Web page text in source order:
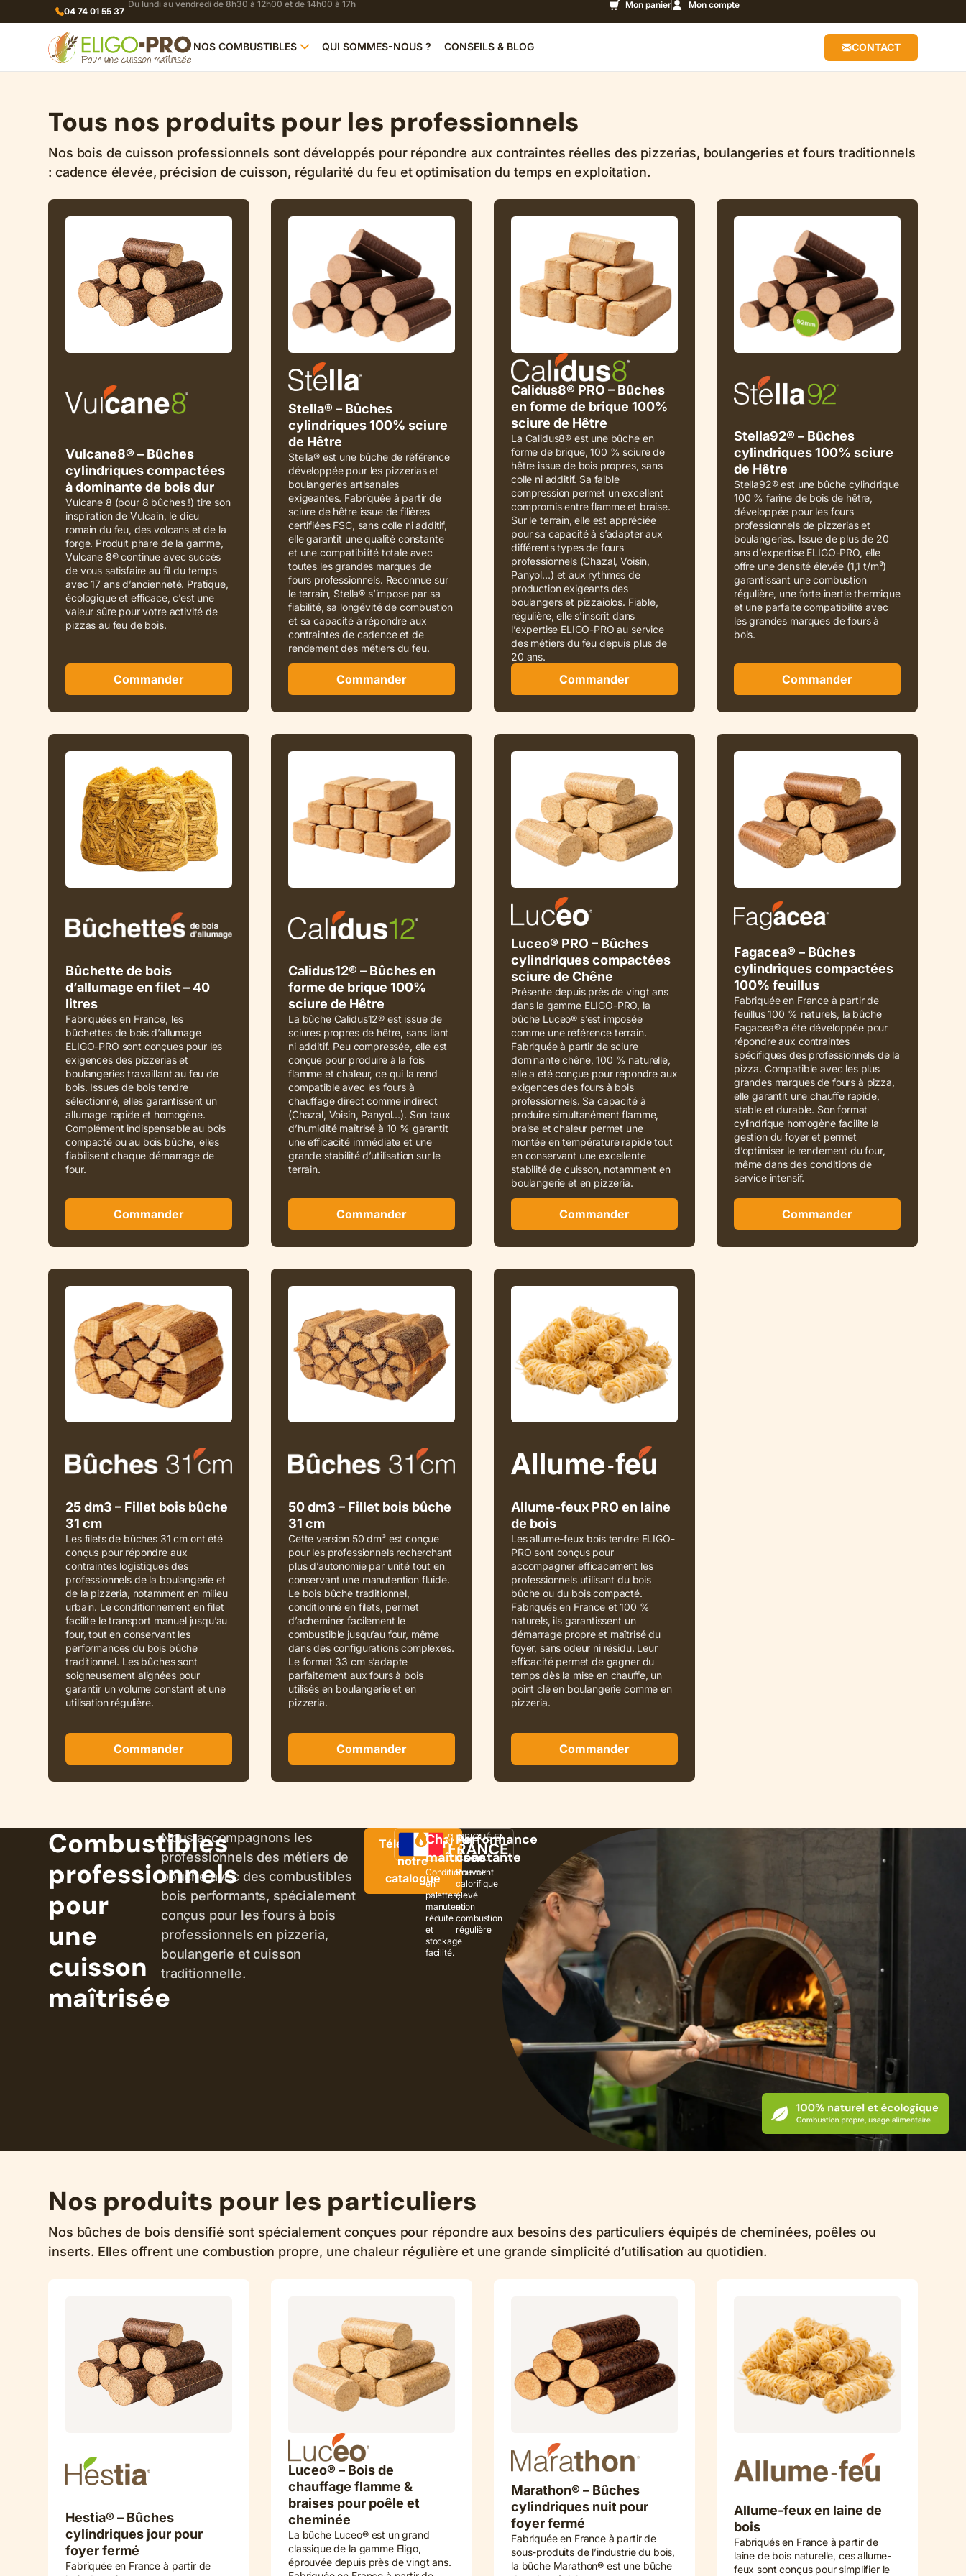
04 74 01 55 37
Du lundi au vendredi de 8h30 à 12h00 et de 14h00 à 17h Mon panier Mon compte
NOS COMBUSTIBLES QUI SOMMES-NOUS ? CONSEILS & BLOG CONTACT
Tous nos produits pour les professionnels
Nos bois de cuisson professionnels sont développés pour répondre aux contraintes réelles des pizzerias, boulangeries et fours traditionnels
: cadence élevée, précision de cuisson, régularité du feu et optimisation du temps en exploitation.
Vulcane8® – Bûches
cylindriques compactées
à dominante de bois dur
Vulcane 8 (pour 8 bûches !) tire son
inspiration de Vulcain, le dieu
romain du feu, des volcans et de la
forge. Produit phare de la gamme,
Vulcane 8® continue avec succès
de vous satisfaire au fil du temps
avec 17 ans d’ancienneté. Pratique,
écologique et efficace, c’est une
valeur sûre pour votre activité de
pizzas au feu de bois.
Commander
Stella® – Bûches
cylindriques 100% sciure
de Hêtre
Stella® est une bûche de référence
développée pour les pizzerias et
boulangeries artisanales
exigeantes. Fabriquée à partir de
sciure de hêtre issue de filières
certifiées FSC, sans colle ni additif,
elle garantit une qualité constante
et une compatibilité totale avec
toutes les grandes marques de
fours professionnels. Reconnue sur
le terrain, Stella® s’impose par sa
fiabilité, sa longévité de combustion
et sa capacité à répondre aux
contraintes de cadence et de
rendement des métiers du feu.
Commander
Calidus8® PRO – Bûches
en forme de brique 100%
sciure de Hêtre
La Calidus8® est une bûche en
forme de brique, 100 % sciure de
hêtre issue de bois propres, sans
colle ni additif. Sa faible
compression permet un excellent
compromis entre flamme et braise.
Sur le terrain, elle est appréciée
pour sa capacité à s’adapter aux
différents types de fours
professionnels (Chazal, Voisin,
Panyol…) et aux rythmes de
production exigeants des
boulangers et pizzaiolos. Fiable,
régulière, elle s’inscrit dans
l’expertise ELIGO-PRO au service
des métiers du feu depuis plus de
20 ans.
Commander
Stella92® – Bûches
cylindriques 100% sciure
de Hêtre
Stella92® est une bûche cylindrique
100 % farine de bois de hêtre,
développée pour les fours
professionnels de pizzerias et
boulangeries. Issue de plus de 20
ans d’expertise ELIGO-PRO, elle
offre une densité élevée (1,1 t/m³)
garantissant une combustion
régulière, une forte inertie thermique
et une parfaite compatibilité avec
les grandes marques de fours à
bois.
Commander
Bûchette de bois
d’allumage en filet – 40
litres
Fabriquées en France, les
bûchettes de bois d’allumage
ELIGO-PRO sont conçues pour les
exigences des pizzerias et
boulangeries travaillant au feu de
bois. Issues de bois tendre
sélectionné, elles garantissent un
allumage rapide et homogène.
Complément indispensable au bois
compacté ou au bois bûche, elles
fiabilisent chaque démarrage de
four.
Commander
Calidus12® – Bûches en
forme de brique 100%
sciure de Hêtre
La bûche Calidus12® est issue de
sciures propres de hêtre, sans liant
ni additif. Peu compressée, elle est
conçue pour produire à la fois
flamme et chaleur, ce qui la rend
compatible avec les fours à
chauffage direct comme indirect
(Chazal, Voisin, Panyol…). Son taux
d’humidité maîtrisé à 10 % garantit
une efficacité immédiate et une
grande stabilité d’utilisation sur le
terrain.
Commander
Luceo® PRO – Bûches
cylindriques compactées
sciure de Chêne
Présente depuis près de vingt ans
dans la gamme ELIGO-PRO, la
bûche Luceo® s’est imposée
comme une référence terrain.
Fabriquée à partir de sciure
dominante chêne, 100 % naturelle,
elle a été conçue pour répondre aux
exigences des fours à bois
professionnels. Sa capacité à
produire simultanément flamme,
braise et chaleur permet une
montée en température rapide tout
en conservant une excellente
stabilité de cuisson, notamment en
boulangerie et en pizzeria.
Commander
Fagacea® – Bûches
cylindriques compactées
100% feuillus
Fabriquée en France à partir de
feuillus 100 % naturels, la bûche
Fagacea® a été développée pour
répondre aux contraintes
spécifiques des professionnels de la
pizza. Compatible avec les plus
grandes marques de fours à pizza,
elle garantit une chauffe rapide,
stable et durable. Son format
cylindrique homogène facilite la
gestion du foyer et permet
d’optimiser le rendement du four,
même dans des conditions de
service intensif.
Commander
25 dm3 – Fillet bois bûche
31 cm
Les filets de bûches 31 cm ont été
conçus pour répondre aux
contraintes logistiques des
professionnels de la boulangerie et
de la pizzeria, notamment en milieu
urbain. Le conditionnement en filet
facilite le transport manuel jusqu’au
four, tout en conservant les
performances du bois bûche
traditionnel. Les bûches sont
soigneusement alignées pour
garantir un volume constant et une
utilisation régulière.
Commander
50 dm3 – Fillet bois bûche
31 cm
Cette version 50 dm³ est conçue
pour les professionnels recherchant
plus d’autonomie par unité tout en
conservant une manutention fluide.
Le bois bûche traditionnel,
conditionné en filets, permet
d’acheminer facilement le
combustible jusqu’au four, même
dans des configurations complexes.
Le format 33 cm s’adapte
parfaitement aux fours à bois
utilisés en boulangerie et en
pizzeria.
Commander
Allume-feux PRO en laine
de bois
Les allume-feux bois tendre ELIGO-
PRO sont conçus pour
accompagner efficacement les
professionnels utilisant du bois
bûche ou du bois compacté.
Fabriqués en France et 100 %
naturels, ils garantissent un
démarrage propre et maîtrisé du
foyer, sans odeur ni résidu. Leur
efficacité permet de gagner du
temps dès la mise en chauffe, un
point clé en boulangerie comme en
pizzeria.
Commander
Combustibles
professionnels
pour
une
cuisson
maîtrisée
Nous accompagnons les
professionnels des métiers de
bouche avec des combustibles
bois performants, spécialement
conçus pour les fours à bois
professionnels en pizzeria,
boulangerie et cuisson
traditionnelle.
Télécharger
notre
catalogue
Chaleur
maîtrisée
Conditionnement
en
palettes,
manutention
réduite
et
stockage
facilité.
Performance
constante
Pouvoir
calorifique
élevé
et
combustion
régulière
Nos produits pour les particuliers
Nos bûches de bois densifié sont spécialement conçues pour répondre aux besoins des particuliers équipés de cheminées, poêles ou
inserts. Elles offrent une combustion propre, une chaleur régulière et une grande simplicité d’utilisation au quotidien.
Hestia® – Bûches
cylindriques jour pour
foyer fermé
Fabriquée en France à partir de
Luceo® – Bois de
chauffage flamme &
braises pour poêle et
cheminée
La bûche Luceo® est un grand
classique de la gamme Eligo,
éprouvée depuis près de vingt ans.
Marathon® – Bûches
cylindriques nuit pour
foyer fermé
Fabriquée en France à partir de
sous-produits de l’industrie du bois,
la bûche Marathon® est une bûche
Allume-feux en laine de
bois
Fabriqués en France à partir de
laine de bois naturelle, ces allume-
feux sont conçus pour simplifier le